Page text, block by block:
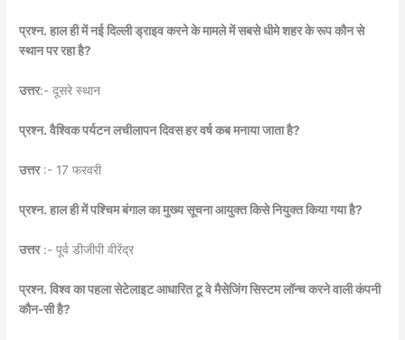
प्रश्न. हाल ही में नई दिल्ली ड्राइव करने के मामले में सबसे धीमे शहर के रूप कौन से
स्थान पर रहा है?
उत्तर:- दूसरे स्थान
प्रश्न. वैश्विक पर्यटन लचीलापन दिवस हर वर्ष कब मनाया जाता है?
उत्तर:- 17 फरवरी
प्रश्न. हाल ही में पश्चिम बंगाल का मुख्य सूचना आयुक्त किसे नियुक्त किया गया है?
उत्तर:- पूर्व डीजीपी वीरेंद्र
प्रश्न. विश्व का पहला सेटेलाइट आधारित टू वे मैसेजिंग सिस्टम लॉन्च करने वाली कंपनी
कौन-सी है?